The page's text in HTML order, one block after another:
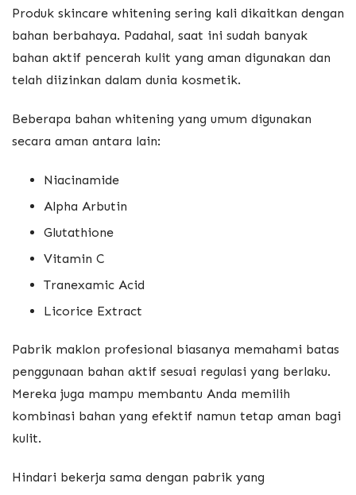
Produk skincare whitening sering kali dikaitkan dengan
bahan berbahaya. Padahal, saat ini sudah banyak
bahan aktif pencerah kulit yang aman digunakan dan
telah diizinkan dalam dunia kosmetik.
Beberapa bahan whitening yang umum digunakan
secara aman antara lain:
Niacinamide
Alpha Arbutin
Glutathione
Vitamin C
Tranexamic Acid
Licorice Extract
Pabrik maklon profesional biasanya memahami batas
penggunaan bahan aktif sesuai regulasi yang berlaku.
Mereka juga mampu membantu Anda memilih
kombinasi bahan yang efektif namun tetap aman bagi
kulit.
Hindari bekerja sama dengan pabrik yang